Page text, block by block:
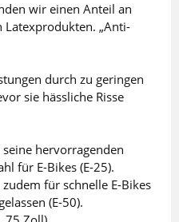
wir einen Anteil an
Latexprodukten. „Anti-
durch zu geringen
sie hässliche Risse
hervorragenden
für E-Bikes (E-25).
für schnelle E-Bikes
(E-50).